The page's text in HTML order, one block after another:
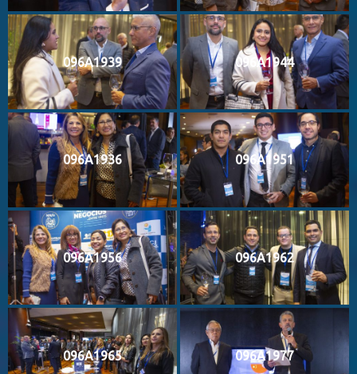
096A1939 096A1944
096A1936 096A1951
096A1956 096A1962
096A1965 096A1977